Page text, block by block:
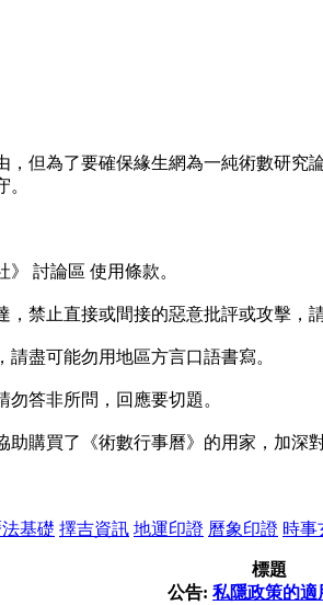
，但為了要確保緣生網為一純術數研究
討論區 使用條款。
，禁止直接或間接的惡意批評或攻擊，
請盡可能勿用地區方言口語書寫。
答非所問，回應要切題。
助購買了《術數行事曆》的用家，加深
基礎 擇吉資訊 地運印證 曆象印證 時事
標題
公告: 私隱政策的適